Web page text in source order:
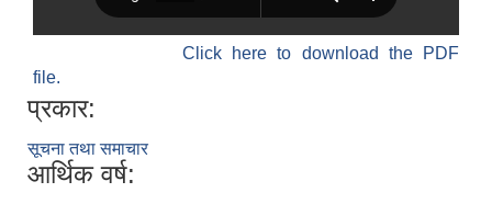
Click here to download the PDF
file.
प्रकार:
सूचना तथा समाचार
आर्थिक वर्ष: